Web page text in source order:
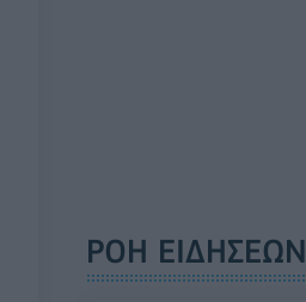
ΡΟΗ ΕΙΔΗΣΕΩΝ